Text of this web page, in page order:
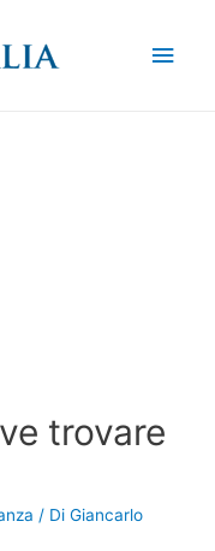
trovare
/ Di Giancarlo